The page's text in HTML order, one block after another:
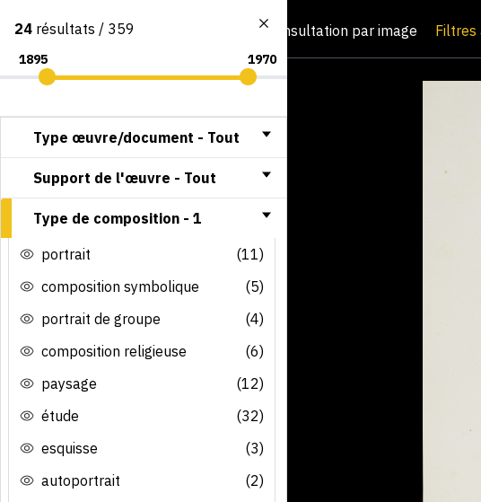
Consultation par image Filtres
24 résultats / 359
Type œuvre/document - Tout
Support de l'œuvre - Tout
Type de composition - 1
portrait
(11)
composition symbolique
(5)
portrait de groupe
(4)
composition religieuse
(6)
paysage
(12)
étude
(32)
esquisse
(3)
autoportrait
(2)